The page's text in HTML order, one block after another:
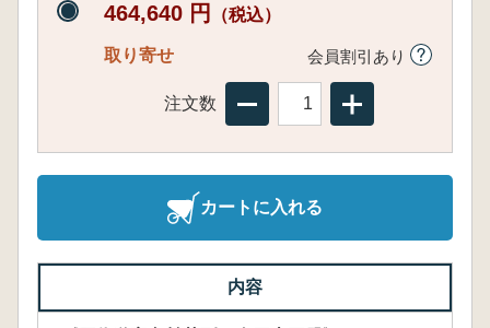
464,640 円 （税込）
取り寄せ 会員割引あり
注文数
カートに入れる
内容